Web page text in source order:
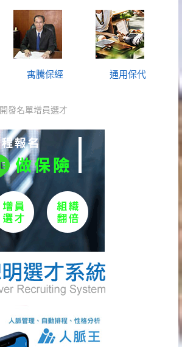
寓騰保經 通用保代
開發名單增員選才